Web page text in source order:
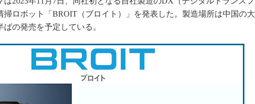
AUTOMOTIVE WORLD
無償設計ツール
S＆OP
インダストリー4.0
掃ロボット「BROIT（ブロイト）」を発表した。製造場所は中国の大
ばの発売を予定している。